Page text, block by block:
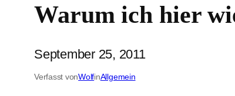
Warum ich hier
September 25, 2011
Verfasst vonWolfinAllgemein